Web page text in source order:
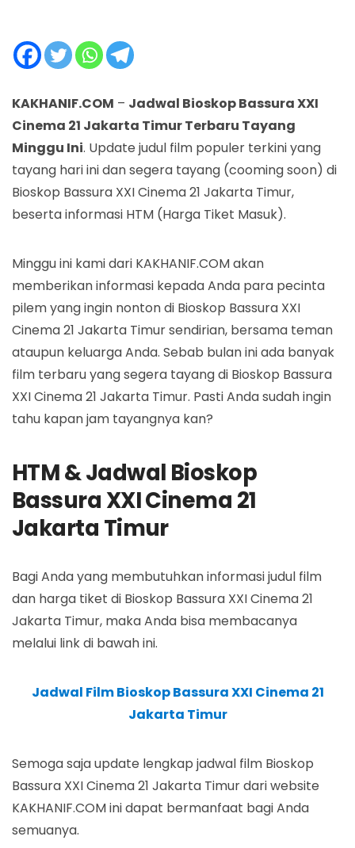
KAKHANIF.COM – Jadwal Bioskop Bassura XXI
Cinema 21 Jakarta Timur Terbaru Tayang
Minggu Ini. Update judul film populer terkini yang
tayang hari ini dan segera tayang (cooming soon) di
Bioskop Bassura XXI Cinema 21 Jakarta Timur,
beserta informasi HTM (Harga Tiket Masuk).
Minggu ini kami dari KAKHANIF.COM akan
memberikan informasi kepada Anda para pecinta
pilem yang ingin nonton di Bioskop Bassura XXI
Cinema 21 Jakarta Timur sendirian, bersama teman
ataupun keluarga Anda. Sebab bulan ini ada banyak
film terbaru yang segera tayang di Bioskop Bassura
XXI Cinema 21 Jakarta Timur. Pasti Anda sudah ingin
tahu kapan jam tayangnya kan?
HTM & Jadwal Bioskop
Bassura XXI Cinema 21
Jakarta Timur
Bagi Anda yang membutuhkan informasi judul film
dan harga tiket di Bioskop Bassura XXI Cinema 21
Jakarta Timur, maka Anda bisa membacanya
melalui link di bawah ini.
Jadwal Film Bioskop Bassura XXI Cinema 21
Jakarta Timur
Semoga saja update lengkap jadwal film Bioskop
Bassura XXI Cinema 21 Jakarta Timur dari website
KAKHANIF.COM ini dapat bermanfaat bagi Anda
semuanya.